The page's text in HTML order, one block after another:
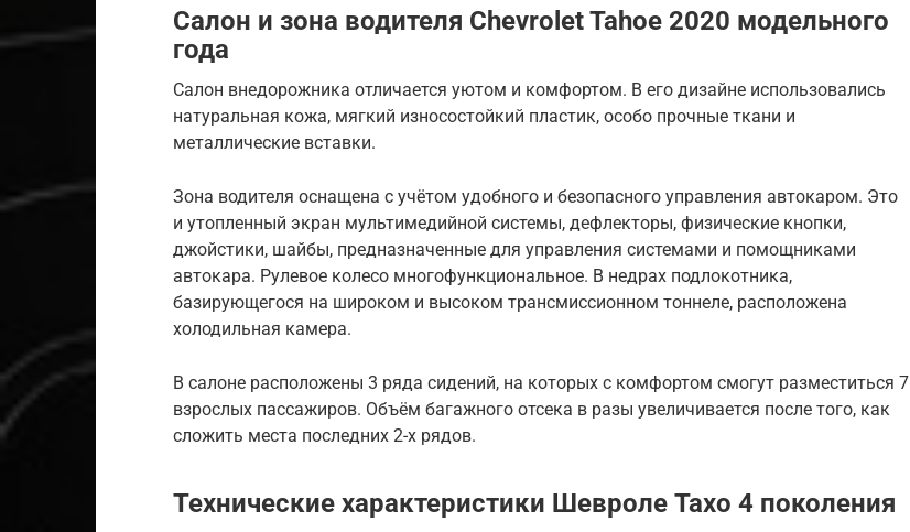
Салон и зона водителя Chevrolet Tahoe 2020 модельного
года
Салон внедорожника отличается уютом и комфортом. В его дизайне использовались
натуральная кожа, мягкий износостойкий пластик, особо прочные ткани и
металлические вставки.
Зона водителя оснащена с учётом удобного и безопасного управления автокаром. Это
и утопленный экран мультимедийной системы, дефлекторы, физические кнопки,
джойстики, шайбы, предназначенные для управления системами и помощниками
автокара. Рулевое колесо многофункциональное. В недрах подлокотника,
базирующегося на широком и высоком трансмиссионном тоннеле, расположена
холодильная камера.
В салоне расположены 3 ряда сидений, на которых с комфортом смогут разместиться 7
взрослых пассажиров. Объём багажного отсека в разы увеличивается после того, как
сложить места последних 2-х рядов.
Технические характеристики Шевроле Тахо 4 поколения